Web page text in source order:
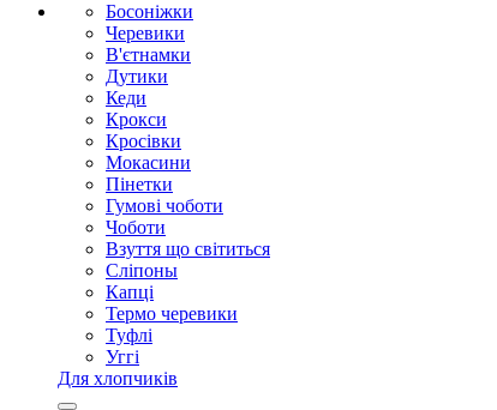
Босоніжки
Черевики
В'єтнамки
Дутики
Кеди
Крокси
Кросівки
Мокасини
Пінетки
Гумові чоботи
Чоботи
Взуття що світиться
Сліпоны
Капці
Термо черевики
Туфлі
Уггі
Для хлопчиків